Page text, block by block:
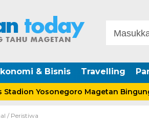
& Bisnis Travelling
Yosonegoro Magetan Bingung
/ Peristiwa